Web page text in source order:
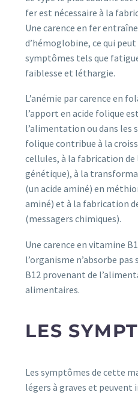
fer est nécessaire à la
Une carence en fer
d’hémoglobine, ce qui
symptômes tels que
faiblesse et léthargie.
L’anémie par carence en
l’apport en acide folique
l’alimentation ou dans les
folique contribue à la
cellules, à la fabrication de
génétique), à la
(un acide aminé) en
aminé) et à la fabrication
(messagers chimiques).
Une carence en vitamine
l’organisme n’absorbe
B12 provenant de
alimentaires.
LES
Les symptômes de cette
légers à graves et peuvent